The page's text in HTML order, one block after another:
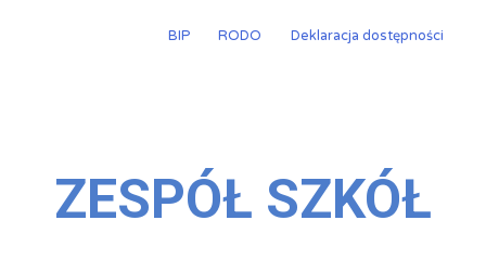
BIP RODO Deklaracja dostępności
ZESPÓŁ SZKÓŁ